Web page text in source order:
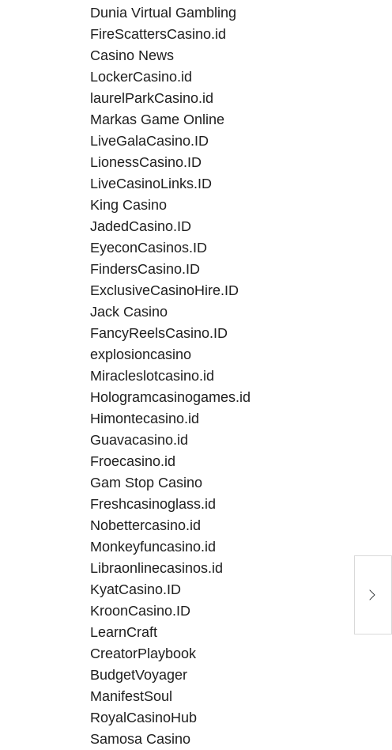
Dunia Virtual Gambling
FireScattersCasino.id
Casino News
LockerCasino.id
laurelParkCasino.id
Markas Game Online
LiveGalaCasino.ID
LionessCasino.ID
LiveCasinoLinks.ID
King Casino
JadedCasino.ID
EyeconCasinos.ID
FindersCasino.ID
ExclusiveCasinoHire.ID
Jack Casino
FancyReelsCasino.ID
explosioncasino
Miracleslotcasino.id
Hologramcasinogames.id
Himontecasino.id
Guavacasino.id
Froecasino.id
Gam Stop Casino
Freshcasinoglass.id
Nobettercasino.id
Monkeyfuncasino.id
Libraonlinecasinos.id
KyatCasino.ID
KroonCasino.ID
LearnCraft
CreatorPlaybook
BudgetVoyager
ManifestSoul
RoyalCasinoHub
Samosa Casino